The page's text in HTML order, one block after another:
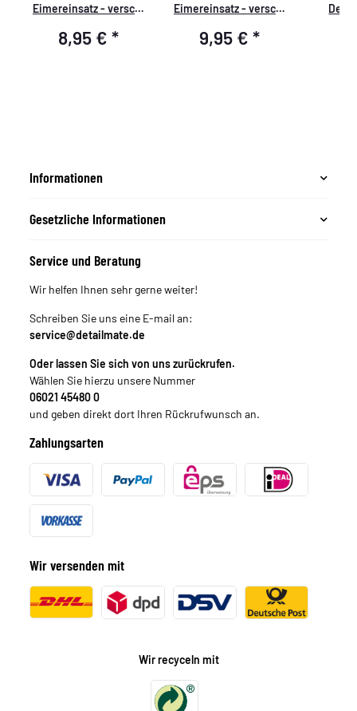
Eimereinsatz - versch.
8,95 € *
Eimereinsatz - versch.
9,95 € *
Informationen
Gesetzliche Informationen
Service und Beratung
Wir helfen Ihnen sehr gerne weiter!
Schreiben Sie uns eine E-mail an:
service@detailmate.de
Oder lassen Sie sich von uns zurückrufen.
Wählen Sie hierzu unsere Nummer
06021 45480 0
und geben direkt dort Ihren Rückrufwunsch an.
Zahlungsarten
Wir versenden mit
Wir recyceln mit